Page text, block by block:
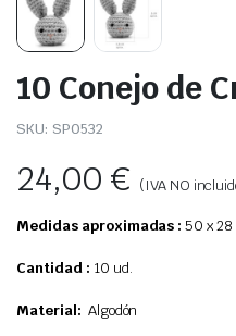
10 Conejo de
SKU: SP0532
24,00€ (IVA NO
Medidas aproximadas : 50 x 28
Cantidad : 10 ud.
Material: Algodón